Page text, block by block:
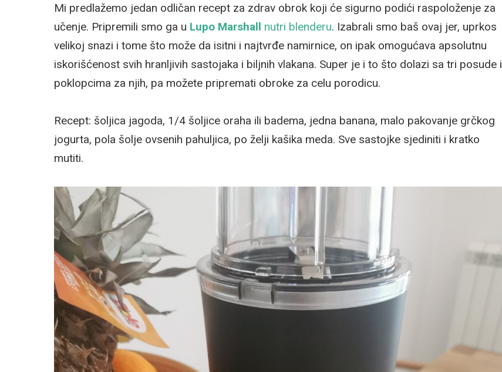
Mi predlažemo jedan odličan recept za zdrav obrok koji će sigurno podići raspoloženje za
učenje. Pripremili smo ga u Lupo Marshall nutri blenderu. Izabrali smo baš ovaj jer, uprkos
velikoj snazi i tome što može da isitni i najtvrđe namirnice, on ipak omogućava apsolutnu
iskorišćenost svih hranljivih sastojaka i biljnih vlakana. Super je i to što dolazi sa tri posude i
poklopcima za njih, pa možete pripremati obroke za celu porodicu.
Recept: šoljica jagoda, 1/4 šoljice oraha ili badema, jedna banana, malo pakovanje grčkog
jogurta, pola šolje ovsenih pahuljica, po želji kašika meda. Sve sastojke sjediniti i kratko
mutiti.